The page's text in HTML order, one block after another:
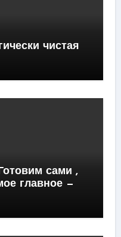
чистая
сами ,
главное —